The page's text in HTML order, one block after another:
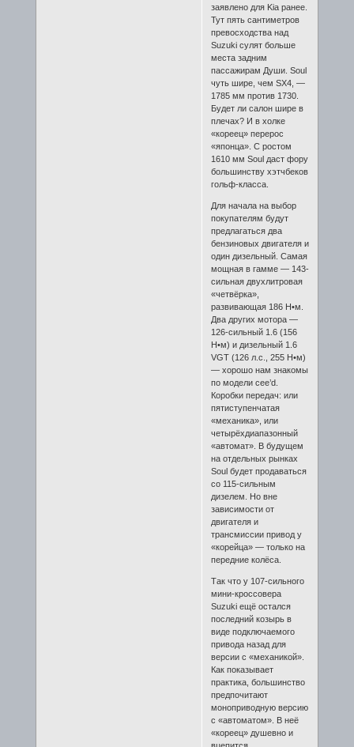
заявлено для Kia ранее.
Тут пять сантиметров
превосходства над
Suzuki сулят больше
места задним
пассажирам Души. Soul
чуть шире, чем SX4, —
1785 мм против 1730.
Будет ли салон шире в
плечах? И в холке
«кореец» перерос
«японца». С ростом
1610 мм Soul даст фору
большинству хэтчбеков
гольф-класса.
Для начала на выбор
покупателям будут
предлагаться два
бензиновых двигателя и
один дизельный. Самая
мощная в гамме — 143-
сильная двухлитровая
«четвёрка»,
развивающая 186 Н•м.
Два других мотора —
126-сильный 1.6 (156
Н•м) и дизельный 1.6
VGT (126 л.с., 255 Н•м)
— хорошо нам знакомы
по модели cee’d.
Коробки передач: или
пятиступенчатая
«механика», или
четырёхдиапазонный
«автомат». В будущем
на отдельных рынках
Soul будет продаваться
со 115-сильным
дизелем. Но вне
зависимости от
двигателя и
трансмиссии привод у
«корейца» — только на
передние колёса.
Так что у 107-сильного
мини-кроссовера
Suzuki ещё остался
последний козырь в
виде подключаемого
привода назад для
версии с «механикой».
Как показывает
практика, большинство
предпочитают
моноприводную версию
с «автоматом». В неё
«кореец» душевно и